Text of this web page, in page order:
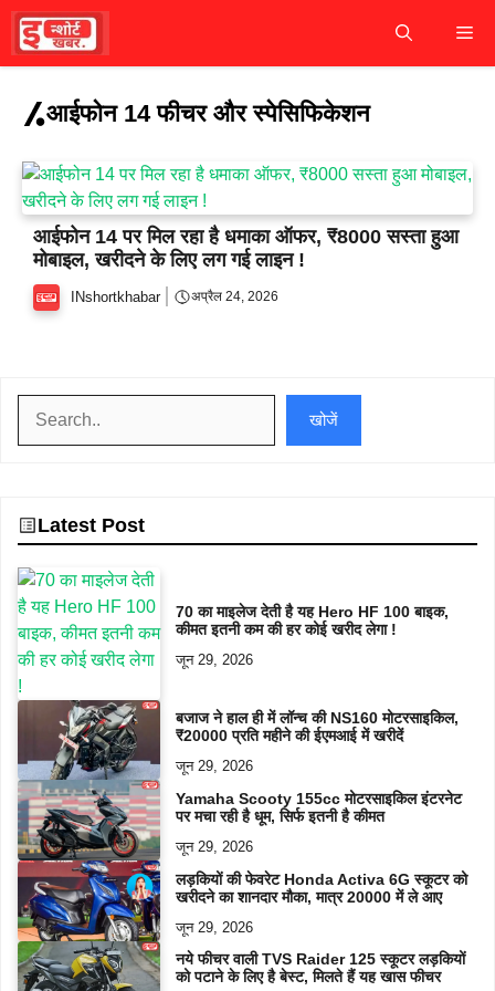
Skip
content
आईफोन 14 फीचर और स्पेसिफिकेशन
आईफोन 14 पर मिल रहा है धमाका ऑफर, ₹8000 सस्ता हुआ
मोबाइल, खरीदने के लिए लग गई लाइन !
INshortkhabar अप्रैल 24, 2026
खोजें
Latest Post
70 का माइलेज देती है यह Hero HF 100 बाइक,
कीमत इतनी कम की हर कोई खरीद लेगा !
जून 29, 2026
बजाज ने हाल ही में लॉन्च की NS160 मोटरसाइकिल,
₹20000 प्रति महीने की ईएमआई में खरीदें
जून 29, 2026
Yamaha Scooty 155cc मोटरसाइकिल इंटरनेट
पर मचा रही है धूम, सिर्फ इतनी है कीमत
जून 29, 2026
लड़कियों की फेवरेट Honda Activa 6G स्कूटर को
खरीदने का शानदार मौका, मात्र 20000 में ले आए
जून 29, 2026
नये फीचर वाली TVS Raider 125 स्कूटर लड़कियों
को पटाने के लिए है बेस्ट, मिलते हैं यह खास फीचर